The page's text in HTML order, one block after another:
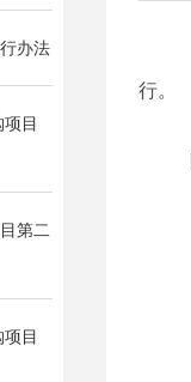
办法
目
第二
目
行。